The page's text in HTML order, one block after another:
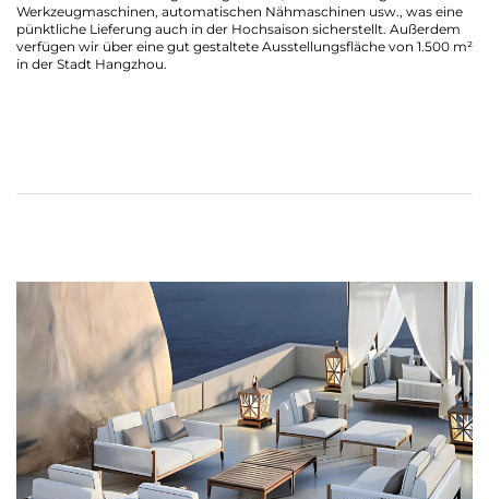
Werkzeugmaschinen, automatischen Nähmaschinen usw., was eine
pünktliche Lieferung auch in der Hochsaison sicherstellt. Außerdem
verfügen wir über eine gut gestaltete Ausstellungsfläche von 1.500 m²
in der Stadt Hangzhou.